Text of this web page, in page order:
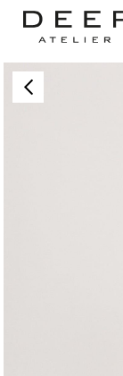
Anasayfa PREMIUM